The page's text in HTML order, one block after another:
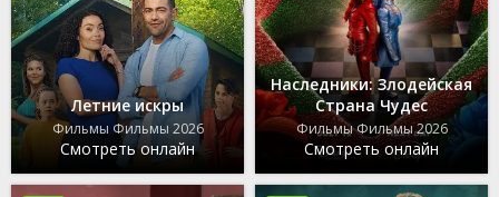
Летние искры
Фильмы Фильмы 2026
Смотреть онлайн
Наследники: Злодейская
Страна Чудес
Фильмы Фильмы 2026
Смотреть онлайн